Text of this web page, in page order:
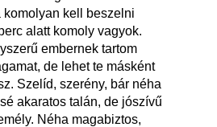
komolyan kell beszelni
alatt komoly vagyok.
embernek tartom
de lehet te másként
Szelíd, szerény, bár néha
akaratos talán, de jószívű
Néha magabiztos,